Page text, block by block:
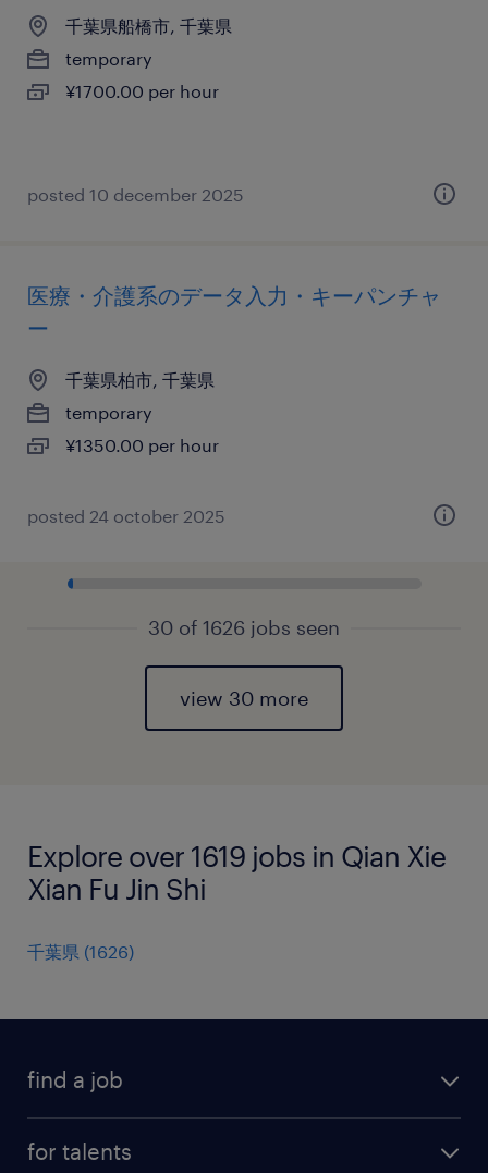
千葉県船橋市, 千葉県
temporary
¥1700.00 per hour
posted 10 december 2025
医療・介護系のデータ入力・キーパンチャ
ー
千葉県柏市, 千葉県
temporary
¥1350.00 per hour
posted 24 october 2025
30 of 1626 jobs seen
view 30 more
Explore over 1619 jobs in Qian Xie
Xian Fu Jin Shi
千葉県 (1626)
find a job
for talents